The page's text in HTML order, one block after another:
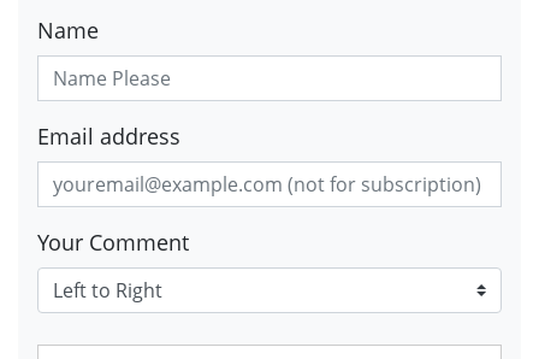
Name
Email address
Your Comment